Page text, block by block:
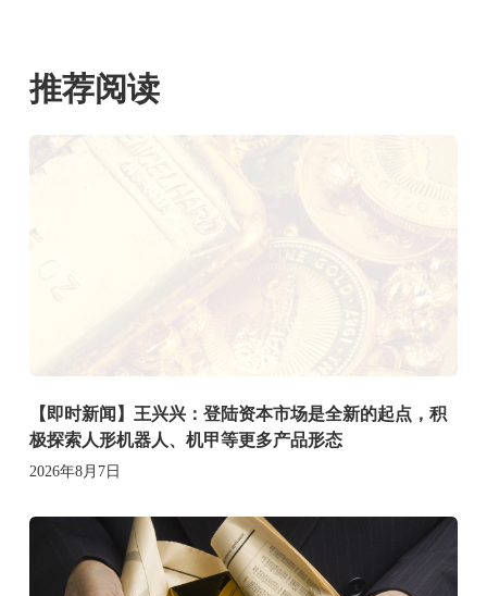
推荐阅读
【即时新闻】王兴兴：登陆资本市场是全新的起点，积
极探索人形机器人、机甲等更多产品形态
2026年8月7日